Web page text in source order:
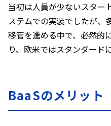
当初は人員が少ないスター
ステムでの実装でしたが、
移管を進める中で、必然的
り、欧米ではスタンダード
BaaSのメリット